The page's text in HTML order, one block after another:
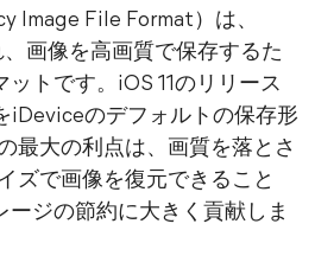
Image File Format）は、
画像を高画質で保存するた
トです。iOS 11のリリース
iDeviceのデフォルトの保存形
最大の利点は、画質を落とさ
ズで画像を復元できること
ージの節約に大きく貢献しま